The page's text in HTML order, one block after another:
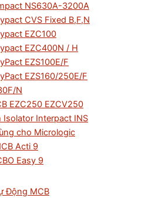
NS630A-3200A
CVS Fixed B,F,N
EZC100
EZC400N / H
EZS100E/F
EZS160/250E/F
N
EZC250 EZCV250
Isolator Interpact INS
cho Micrologic
Acti 9
Easy 9
Động MCB